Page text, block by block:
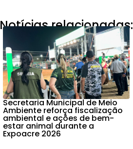
Notícias relacionadas:
Secretaria Municipal de Meio
Ambiente reforça fiscalização
ambiental e ações de bem-
estar animal durante a
Expoacre 2026